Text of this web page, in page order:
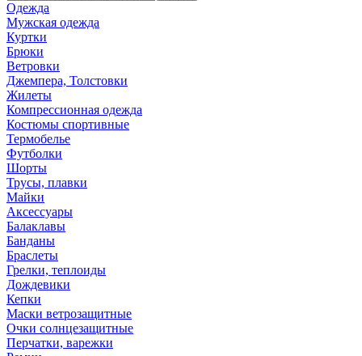
Одежда
Мужская одежда
Куртки
Брюки
Ветровки
Джемпера, Толстовки
Жилеты
Компрессионная одежда
Костюмы спортивные
Термобелье
Футболки
Шорты
Трусы, плавки
Майки
Аксессуары
Балаклавы
Банданы
Браслеты
Грелки, теплоиды
Дождевики
Кепки
Маски ветрозащитные
Очки солнцезащитные
Перчатки, варежки